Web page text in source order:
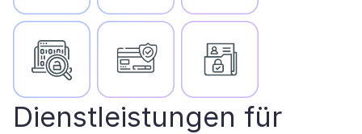
Dienstleistungen für